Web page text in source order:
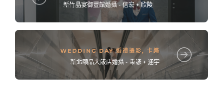
新竹晶宴御豐館婚攝 - 信宏 + 欣陵
WEDDING DAY 婚禮攝影, 卡樂
新北頤品大飯店婚攝 - 秉諺 + 涵宇